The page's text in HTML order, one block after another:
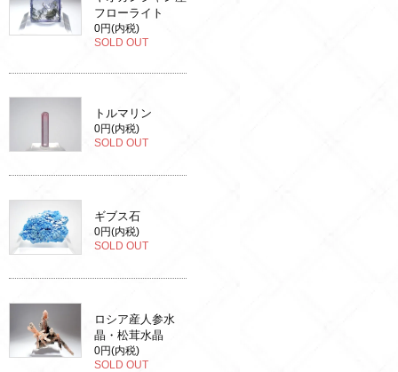
フローライト
0円(内税)
SOLD OUT
トルマリン
0円(内税)
SOLD OUT
ギブス石
0円(内税)
SOLD OUT
ロシア産人参水
晶・松茸水晶
0円(内税)
SOLD OUT